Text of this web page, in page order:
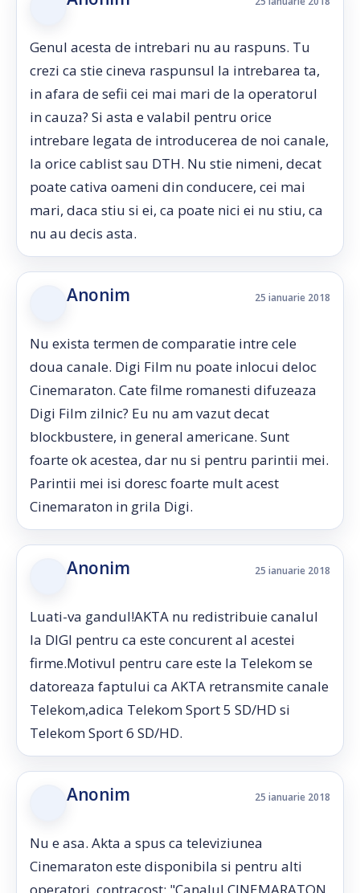
Genul acesta de intrebari nu au raspuns. Tu
crezi ca stie cineva raspunsul la intrebarea ta,
in afara de sefii cei mai mari de la operatorul
in cauza? Si asta e valabil pentru orice
intrebare legata de introducerea de noi canale,
la orice cablist sau DTH. Nu stie nimeni, decat
poate cativa oameni din conducere, cei mai
mari, daca stiu si ei, ca poate nici ei nu stiu, ca
nu au decis asta.
Anonim 25 ianuarie 2018
Nu exista termen de comparatie intre cele
doua canale. Digi Film nu poate inlocui deloc
Cinemaraton. Cate filme romanesti difuzeaza
Digi Film zilnic? Eu nu am vazut decat
blockbustere, in general americane. Sunt
foarte ok acestea, dar nu si pentru parintii mei.
Parintii mei isi doresc foarte mult acest
Cinemaraton in grila Digi.
Anonim 25 ianuarie 2018
Luati-va gandul!AKTA nu redistribuie canalul
la DIGI pentru ca este concurent al acestei
firme.Motivul pentru care este la Telekom se
datoreaza faptului ca AKTA retransmite canale
Telekom,adica Telekom Sport 5 SD/HD si
Telekom Sport 6 SD/HD.
Anonim 25 ianuarie 2018
Nu e asa. Akta a spus ca televiziunea
Cinemaraton este disponibila si pentru alti